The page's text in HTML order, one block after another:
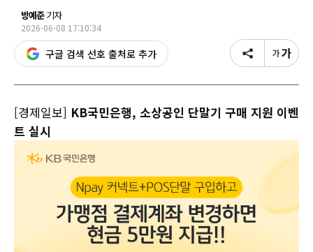
방예준기자
2026-06-08 17:10:34
구글 검색 선호 출처로 추가
[경제일보] KB국민은행, 소상공인 단말기 구매 지원 이벤
트 실시